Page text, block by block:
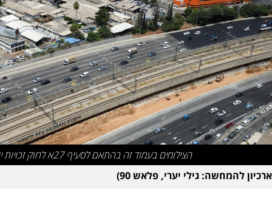
הצילומים בעמוד זה בהתאם לסעיף 27א לחוק זכויות יוצרים
להמחשה: גילי יערי, פלאש 90)